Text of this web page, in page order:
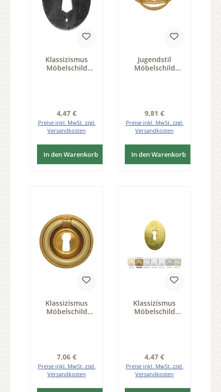
Klassizismus
Möbelschild
Regulärer Preis:
4,47 €
Preise inkl. MwSt. zzgl.
Versandkosten
In den Warenkorb
Jugendstil
Möbelschild
Regulärer Preis:
9,81 €
Preise inkl. MwSt. zzgl.
Versandkosten
In den Warenkorb
Klassizismus
Möbelschild
Serie KL001
Regulärer Preis:
7,06 €
Preise inkl. MwSt. zzgl.
Versandkosten
Klassizismus
Möbelschild
Regulärer Preis:
4,47 €
Preise inkl. MwSt. zzgl.
Versandkosten